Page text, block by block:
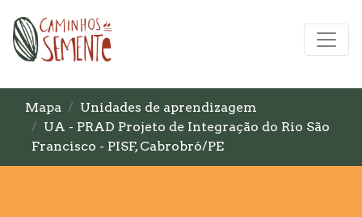
Mapa
Unidades de aprendizagem
UA - PRAD Projeto de Integração do Rio São
Francisco - PISF, Cabrobró/PE